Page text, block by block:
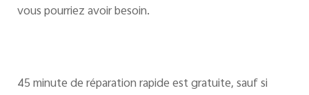
vous pourriez avoir besoin.
45 minute de réparation rapide est gratuite, sauf si